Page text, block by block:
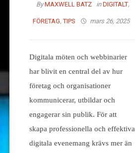
ByMAXWELL BATZ inDIGITALT,
FÖRETAG,TIPS mars 26, 2025
Digitala möten och webbinarier
har blivit en central del av hur
företag och organisationer
kommunicerar, utbildar och
engagerar sin publik. För att
skapa professionella och effektiva
digitala evenemang krävs mer än